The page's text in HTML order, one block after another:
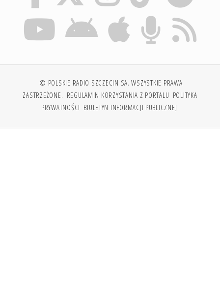
© POLSKIE RADIO SZCZECIN SA. WSZYSTKIE PRAWA
ZASTRZEŻONE. REGULAMIN KORZYSTANIA Z PORTALU POLITYKA
PRYWATNOŚCI BIULETYN INFORMACJI PUBLICZNEJ